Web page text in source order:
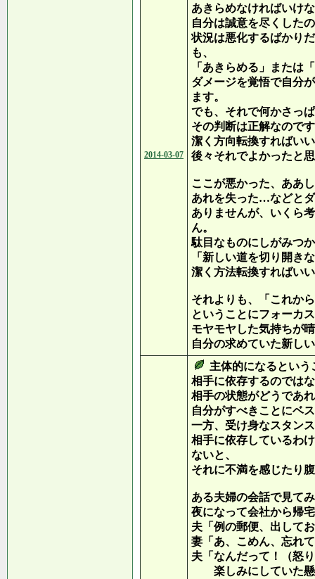
2014-03-07
あきらめなければいけ
自分は誠意を尽くした
状況は悪化するばかり
も、
「あきらめる」または
ダメージを覚悟で自分
ます。
でも、それで何かさっ
その判断は正解なので
潔く方向転換すればい
後々それでよかったと
ここが悪かった、ああ
あれを失った…などと
ありませんが、いくら
ん。
駄目なものにしがみつ
「新しい道を切り開き
潔く方法転換すればい
それよりも、「これか
ということにフォーカ
モヤモヤした気持ちが
自分の求めていた新し
主体的になるという
相手に依存するのでは
相手の状態がどうであ
自分がすべきことにベ
一方、受け身なスタン
相手に依存しているわ
ないと、
それに不満を感じたり
ある夫婦の会話で見て
夜になって会社から帰
夫「例の郵便、出して
妻「あ、こめん、忘れ
夫「なんだって！（怒
楽しみにしていた懸